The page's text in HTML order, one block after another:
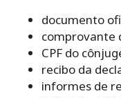
documento
comprovante
CPF do
recibo da
informes de